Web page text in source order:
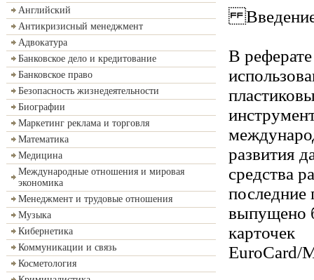
Английский
Антикризисный менеджмент
Адвокатура
Банковское дело и кредитование
Банковское право
Безопасность жизнедеятельности
Биографии
Маркетинг реклама и торговля
Математика
Медицина
Международные отношения и мировая
экономика
Менеджмент и трудовые отношения
Музыка
Кибернетика
Коммуникации и связь
Косметология
В
развития
средства
последние
выпущено
карточек
EuroСard/